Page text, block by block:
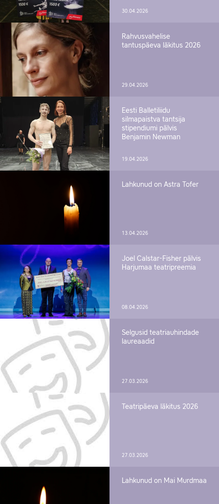
30.04.2026
Rahvusvahelise
tantuspäeva läkitus 2026
29.04.2026
Eesti Balletiliidu
silmapaistva tantsija
stipendiumi pälvis
Benjamin Newman
19.04.2026
Lahkunud on Astra Tofer
13.04.2026
Joel Calstar-Fisher pälvis
Harjumaa teatripreemia
08.04.2026
Selgusid teatriauhindade
laureaadid
27.03.2026
Teatripäeva läkitus 2026
27.03.2026
Lahkunud on Mai Murdmaa